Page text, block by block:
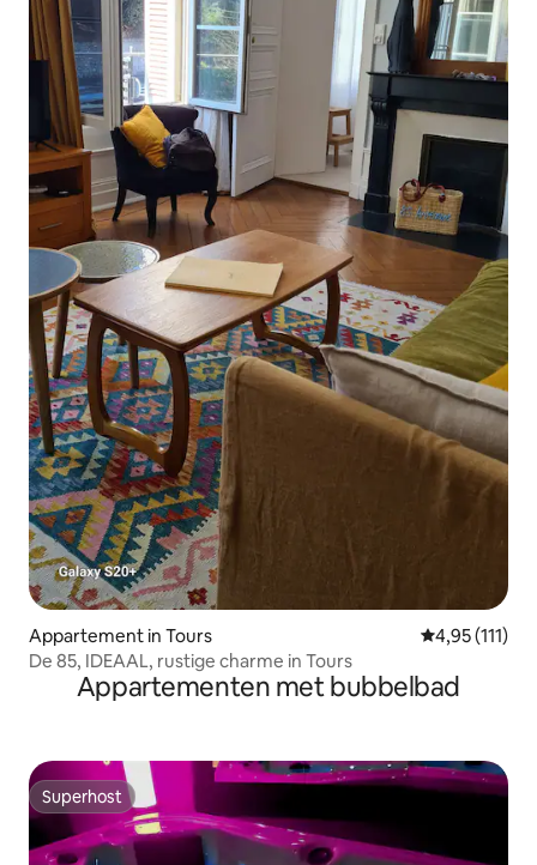
Appartement in Tours Gemiddelde
4,95 (111)
De 85, IDEAAL, rustige charme in Tours
Appartementen met bubbelbad
Superhost
Superhost